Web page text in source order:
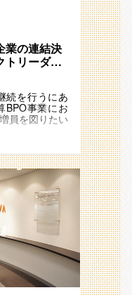
プシェア（約
ございます
心して就業い
止に努めてお
名程度のチ
いと言われて
社はその業務
純化・効率化
ため、連結自
的に関われる
できる範囲を
ます。実務に
ムやExcelを
提案などの業
います。
ス内での勤
め若手のうち
におススメで
ャリアステッ
点で、”親会
としての希
一部の経理
経理業務を行
経験を積むチ
いた後に、す
経験を積める
場価値の高い
ことが可能で
積んだ後、
業）された
能：未経験か
安を感じる方
ンスは必要で
行っていくた
決算短信)の
活用）
体決算業務
活用）
ていただけま
することは致
算及び開示業
きます。
以上を占め
精通すること
計とＩＴで培
アントの抱え
人材になれま
業の連結決
トリーダ
せます～
テム◎
続を行うにあ
BPO事業にお
員を図りたい
示資料作成、
当いただきま
業務のプロジ
リーダー候
いただきま
とで業務効率
ード化)を担